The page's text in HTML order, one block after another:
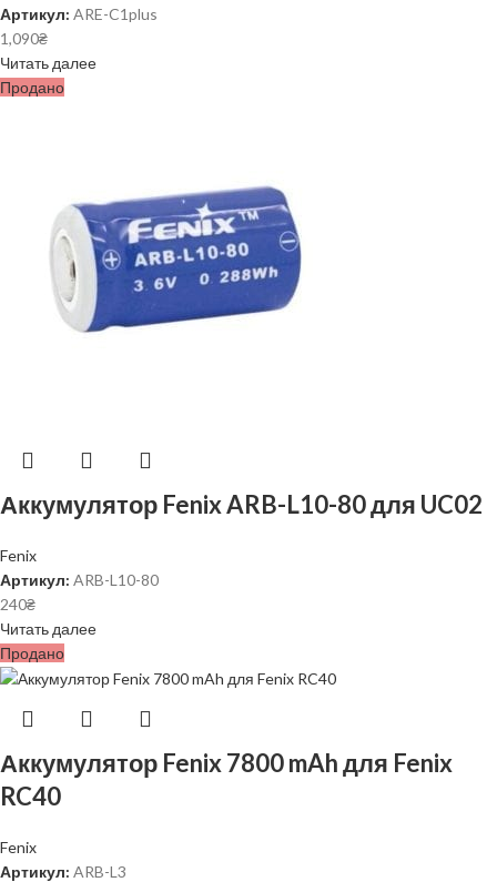
Артикул: ARE-C1plus
1,090₴
Читать далее
Продано
Аккумулятор Fenix ARB-L10-80 для UC02
Fenix
Артикул: ARB-L10-80
240₴
Читать далее
Продано
Аккумулятор Fenix 7800 mAh для Fenix
RC40
Fenix
Артикул: ARB-L3